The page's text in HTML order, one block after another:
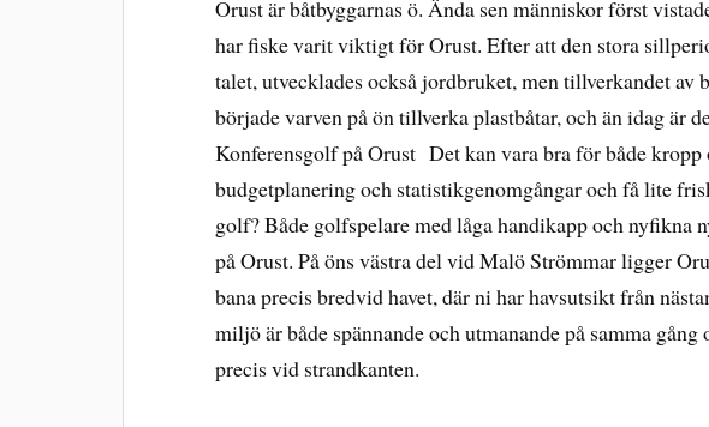
Orust är båtbyggarnas ö. Ända sen människor först
har fiske varit viktigt för Orust. Efter att den stora
talet, utvecklades också jordbruket, men tillverkandet av
började varven på ön tillverka plastbåtar, och än idag är
Konferensgolf på Orust Det kan vara bra för både kropp
budgetplanering och statistikgenomgångar och få lite
golf? Både golfspelare med låga handikapp och nyfikna
på Orust. På öns västra del vid Malö Strömmar ligger
bana precis bredvid havet, där ni har havsutsikt från
miljö är både spännande och utmanande på samma gång
precis vid strandkanten.